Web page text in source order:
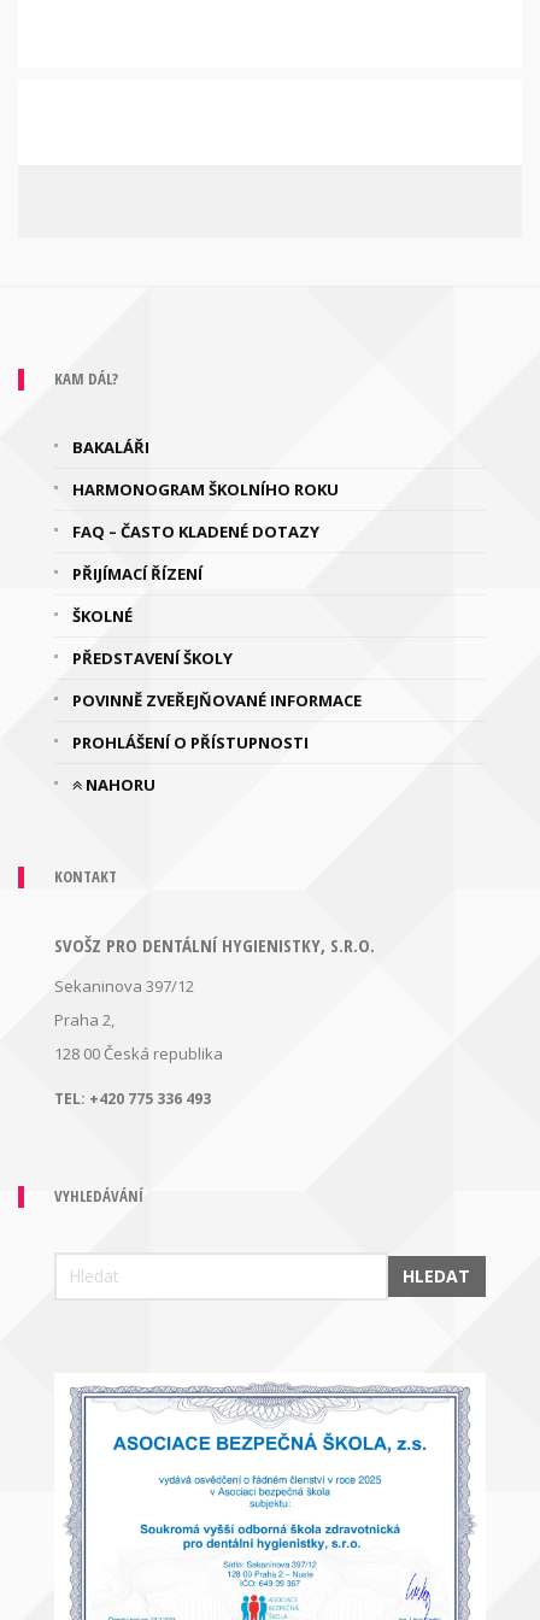
KAM DÁL?
BAKALÁŘI
HARMONOGRAM ŠKOLNÍHO ROKU
FAQ – ČASTO KLADENÉ DOTAZY
PŘIJÍMACÍ ŘÍZENÍ
ŠKOLNÉ
PŘEDSTAVENÍ ŠKOLY
POVINNĚ ZVEŘEJŇOVANÉ INFORMACE
PROHLÁŠENÍ O PŘÍSTUPNOSTI
NAHORU
KONTAKT
SVOŠZ PRO DENTÁLNÍ HYGIENISTKY, S.R.O.
Sekaninova 397/12
Praha 2,
128 00 Česká republika
TEL: +420 775 336 493
VYHLEDÁVÁNÍ
HLEDAT